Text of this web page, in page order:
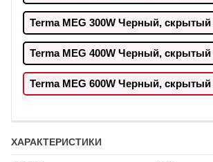
Terma MEG 300W Черный,
Terma MEG 400W Черный,
Terma MEG 600W Черный,
ХАРАКТЕРИСТИКИ